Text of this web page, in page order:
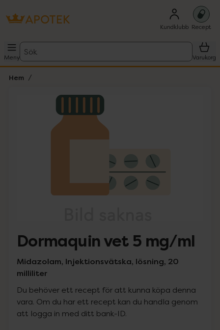
Kundklubb Recept
Meny
Sök
Varukorg
Hem
Lista: . Innehåller 1 objekt.
Dormaquin vet 5 mg/ml
Midazolam, Injektionsvätska, lösning, 20
milliliter
Du behöver ett recept för att kunna köpa denna
vara. Om du har ett recept kan du handla genom
att logga in med ditt bank-ID.